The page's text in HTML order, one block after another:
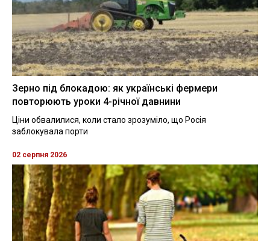
Зерно під блокадою: як українські фермери
повторюють уроки 4-річної давнини
Ціни обвалилися, коли стало зрозуміло, що Росія
заблокувала порти
02 серпня 2026